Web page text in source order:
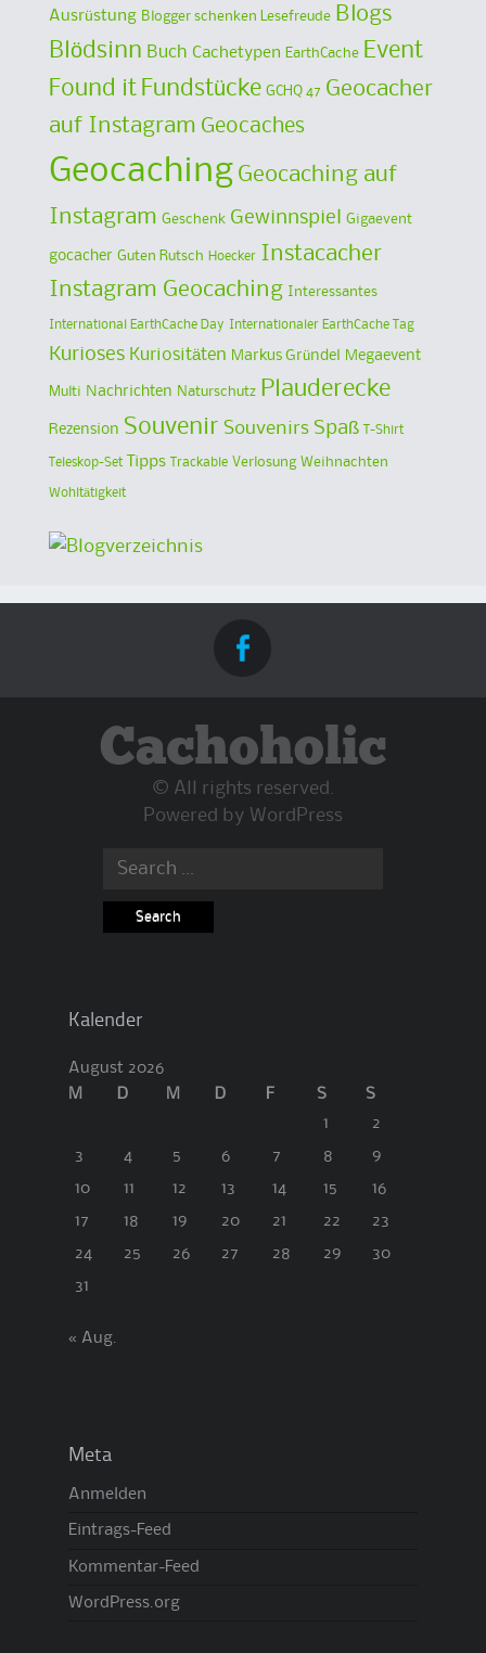
Ausrüstung Blogger schenken Lesefreude Blogs
Blödsinn Buch Cachetypen EarthCache
Event
Found it Fundstücke GCHQ 47 Geocacher
auf Instagram Geocaches
Geocaching Geocaching auf
Instagram Geschenk Gewinnspiel Gigaevent
gocacher Guten Rutsch Hoecker Instacacher
Instagram Geocaching Interessantes
International EarthCache Day Internationaler EarthCache Tag
Kurioses Kuriositäten Markus Gründel Megaevent
Multi Nachrichten Naturschutz Plauderecke
Rezension Souvenir Souvenirs Spaß T-Shirt
Teleskop-Set Tipps Trackable Verlosung Weihnachten
Wohltätigkeit
Cachoholic
© All rights reserved.
Powered by WordPress
Search
Kalender
August 2026
M
D M D F S
S
1
2
3 4 5 6 7 8 9
10 11 12 13 14 15 16
17 18 19 20 21 22 23
24 25 26 27 28 29 30
31
« Aug.
Meta
Anmelden
Eintrags-Feed
Kommentar-Feed
WordPress.org